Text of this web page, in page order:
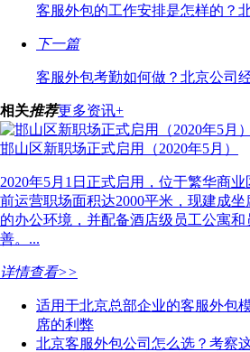
客服外包的工作安排是怎样的？
下一篇
客服外包考勤如何做？北京公司
相关推荐更多资讯+
邯山区新职场正式启用（2020年5月）
2020年5月1日正式启用，位于繁华商
前运营职场面积达2000平米，现建成
的办公环境，并配备酒店级员工公寓
善。...
详情查看>>
适用于北京总部企业的客服外包
席的利弊
北京客服外包公司怎么选？考察